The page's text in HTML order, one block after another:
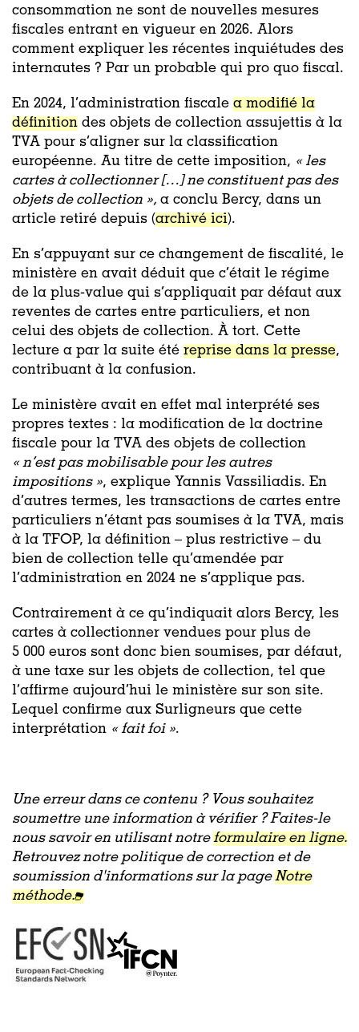
consommation ne sont de nouvelles mesures
fiscales entrant en vigueur en 2026. Alors
comment expliquer les récentes inquiétudes des
internautes ? Par un probable qui pro quo fiscal.
En 2024, l’administration fiscale a modifié la
définition des objets de collection assujettis à la
TVA pour s’aligner sur la classification
européenne. Au titre de cette imposition, « les
cartes à collectionner […] ne constituent pas des
objets de collection », a conclu Bercy, dans un
article retiré depuis (archivé ici).
En s’appuyant sur ce changement de fiscalité, le
ministère en avait déduit que c’était le régime
de la plus-value qui s’appliquait par défaut aux
reventes de cartes entre particuliers, et non
celui des objets de collection. À tort. Cette
lecture a par la suite été reprise dans la presse,
contribuant à la confusion.
Le ministère avait en effet mal interprété ses
propres textes : la modification de la doctrine
fiscale pour la TVA des objets de collection
« n’est pas mobilisable pour les autres
impositions », explique Yannis Vassiliadis. En
d’autres termes, les transactions de cartes entre
particuliers n’étant pas soumises à la TVA, mais
à la TFOP, la définition – plus restrictive – du
bien de collection telle qu’amendée par
l’administration en 2024 ne s’applique pas.
Contrairement à ce qu’indiquait alors Bercy, les
cartes à collectionner vendues pour plus de
5 000 euros sont donc bien soumises, par défaut,
à une taxe sur les objets de collection, tel que
l’affirme aujourd’hui le ministère sur son site.
Lequel confirme aux Surligneurs que cette
interprétation « fait foi ».
Une erreur dans ce contenu ? Vous souhaitez
soumettre une information à vérifier ? Faites-le
nous savoir en utilisant notreformulaire en ligne.
Retrouvez notre politique de correction et de
soumission d'informations sur la pageNotre
méthode.